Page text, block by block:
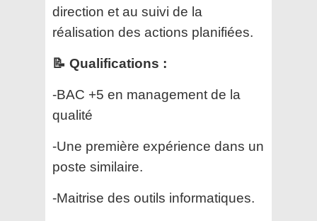
direction et au suivi de la
réalisation des actions planifiées.
📝 Qualifications :
-BAC +5 en management de la
qualité
-Une première expérience dans un
poste similaire.
-Maitrise des outils informatiques.